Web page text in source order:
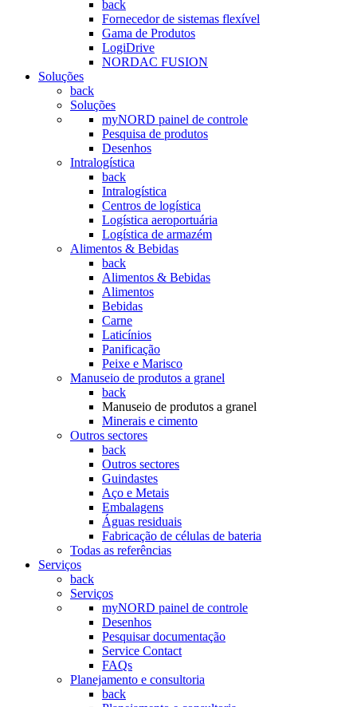
back
Fornecedor de sistemas flexível
Gama de Produtos
LogiDrive
NORDAC FUSION
Soluções
back
Soluções
myNORD painel de controle
Pesquisa de produtos
Desenhos
Intralogística
back
Intralogística
Centros de logística
Logística aeroportuária
Logística de armazém
Alimentos & Bebidas
back
Alimentos & Bebidas
Alimentos
Bebidas
Carne
Laticínios
Panificação
Peixe e Marisco
Manuseio de produtos a granel
back
Manuseio de produtos a granel
Minerais e cimento
Outros sectores
back
Outros sectores
Guindastes
Aço e Metais
Embalagens
Águas residuais
Fabricação de células de bateria
Todas as referências
Serviços
back
Serviços
myNORD painel de controle
Desenhos
Pesquisar documentação
Service Contact
FAQs
Planejamento e consultoria
back